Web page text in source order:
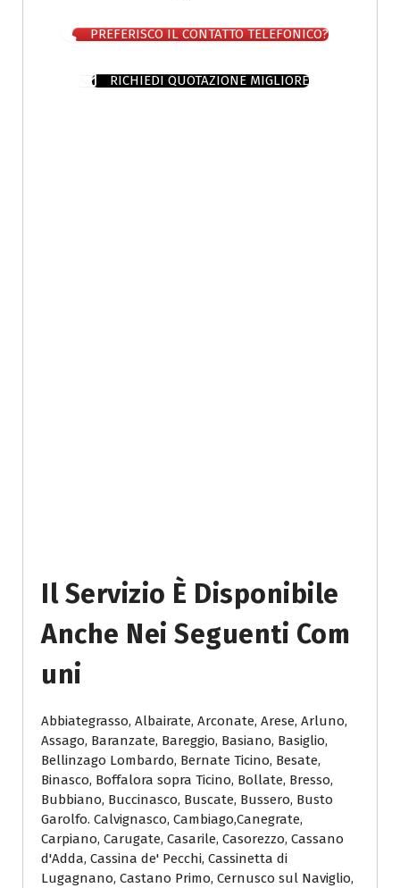
PREFERISCO IL CONTATTO TELEFONICO?
RICHIEDI QUOTAZIONE MIGLIORE
Il Servizio È Disponibile
Anche Nei Seguenti Com
Uni
Abbiategrasso, Albairate, Arconate, Arese, Arluno,
Assago, Baranzate, Bareggio, Basiano, Basiglio,
Bellinzago Lombardo, Bernate Ticino, Besate,
Binasco, Boffalora sopra Ticino, Bollate, Bresso,
Bubbiano, Buccinasco, Buscate, Bussero, Busto
Garolfo. Calvignasco, Cambiago,Canegrate,
Carpiano, Carugate, Casarile, Casorezzo, Cassano
d'Adda, Cassina de' Pecchi, Cassinetta di
Lugagnano, Castano Primo, Cernusco sul Naviglio,